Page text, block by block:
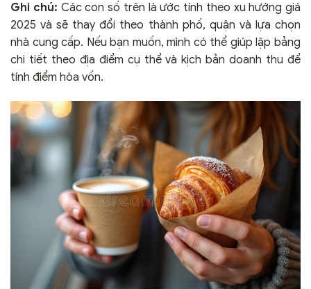
Ghi chú: Các con số trên là ước tính theo xu hướng giá
2025 và sẽ thay đổi theo thành phố, quận và lựa chọn
nhà cung cấp. Nếu bạn muốn, mình có thể giúp lập bảng
chi tiết theo địa điểm cụ thể và kịch bản doanh thu để
tính điểm hòa vốn.